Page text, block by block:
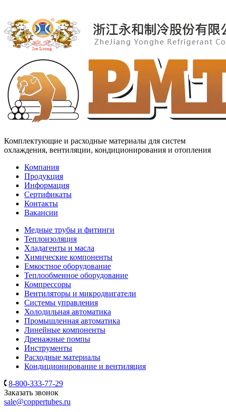
Комплектующие и расходные материалы для систем
охлаждения, вентиляции, кондиционирования и отопления
Компания
Продукция
Информация
Сертификаты
Контакты
Вакансии
Медные трубы и фитинги
Теплоизоляция
Хладагенты и масла
Химические компоненты
Емкостное оборудование
Теплообменное оборудование
Компрессоры
Вентиляторы и микродвигатели
Системы управления
Холодильная автоматика
Промышленная автоматика
Линейные компоненты
Дренажные помпы
Инструменты
Расходные материалы
Кондиционирование и вентиляция
8-800-333-77-29
Заказать звонок
sale@coppertubes.ru